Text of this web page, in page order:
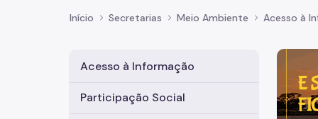
Início Secretarias Meio Ambiente Acesso à
Acesso à Informação
Participação Social